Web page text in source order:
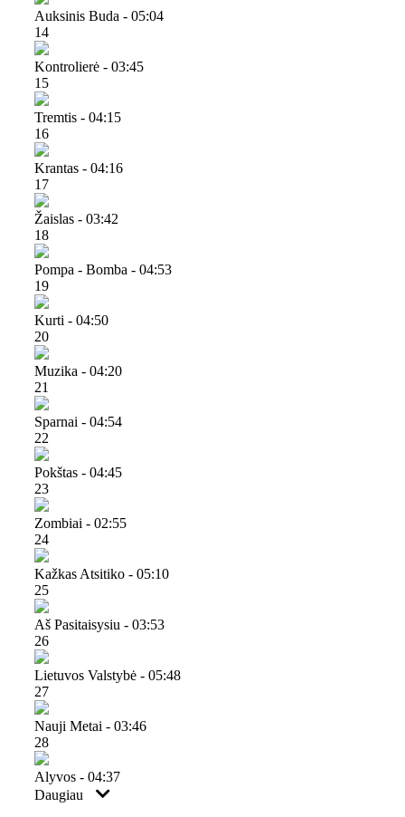
Auksinis Buda - 05:04
14
Kontrolierė - 03:45
15
Tremtis - 04:15
16
Krantas - 04:16
17
Žaislas - 03:42
18
Pompa - Bomba - 04:53
19
Kurti - 04:50
20
Muzika - 04:20
21
Sparnai - 04:54
22
Pokštas - 04:45
23
Zombiai - 02:55
24
Kažkas Atsitiko - 05:10
25
Aš Pasitaisysiu - 03:53
26
Lietuvos Valstybė - 05:48
27
Nauji Metai - 03:46
28
Alyvos - 04:37
Daugiau